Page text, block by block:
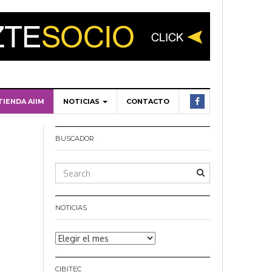
AIIM NOTICIAS CONTACTO
BUSCADOR
NOTICIAS
Noticias
CIBITEC